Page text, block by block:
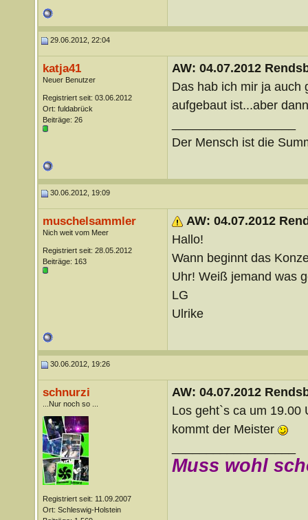
29.06.2012, 22:04
katja41
Neuer Benutzer
Registriert seit: 03.06.2012
Ort: fuldabrück
Beiträge: 26
AW: 04.07.2012
Das hab ich mir ja auch
aufgebaut ist...aber
Der Mensch ist die
30.06.2012, 19:09
muschelsammler
Nich weit vom Meer
Registriert seit: 28.05.2012
Beiträge: 163
AW: 04.07.2012
Hallo!
Wann beginnt das
Uhr! Weiß jemand was
LG
Ulrike
30.06.2012, 19:26
schnurzi
...Nur noch so ...
Registriert seit: 11.09.2007
Ort: Schleswig-Holstein
AW: 04.07.2012
Los geht`s ca um 19.00
kommt der Meister
Muss wohl